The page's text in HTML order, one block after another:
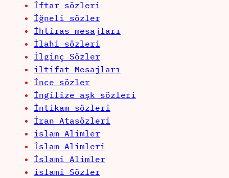
İftar sözleri
İğneli sözler
İhtiras mesajları
İlahi sözleri
İlginç Sözler
iltifat Mesajları
İnce sözler
İngilize aşk sözleri
İntikam sözleri
İran Atasözleri
islam Alimler
İslam Alimleri
İslami Alimler
islami Sözler